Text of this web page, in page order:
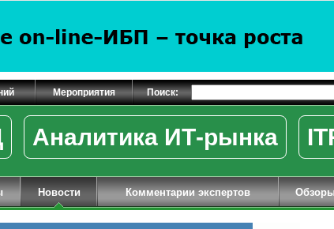
Мероприятия Поиск:
Аналитика ИТ-рынка
Новости Комментарии экспертов